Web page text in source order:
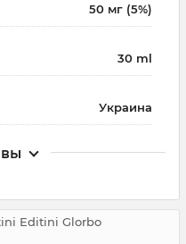
50 мг (5%)
30 ml
Украина
Editini Glorbo